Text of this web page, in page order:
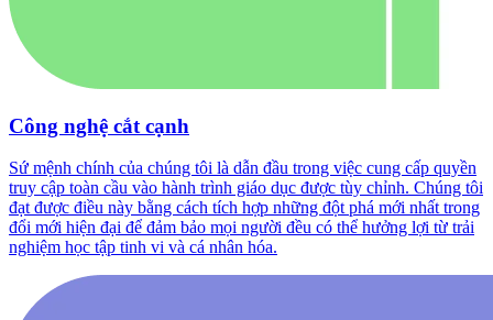
Công nghệ cắt cạnh
Sứ mệnh chính của chúng tôi là dẫn đầu trong việc cung cấp quyền
truy cập toàn cầu vào hành trình giáo dục được tùy chỉnh. Chúng tôi
đạt được điều này bằng cách tích hợp những đột phá mới nhất trong
đổi mới hiện đại để đảm bảo mọi người đều có thể hưởng lợi từ trải
nghiệm học tập tinh vi và cá nhân hóa.